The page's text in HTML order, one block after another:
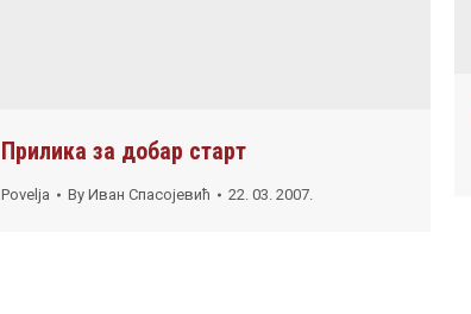
Прилика за добар старт
Povelja By Иван Спасојевић 22. 03. 2007.